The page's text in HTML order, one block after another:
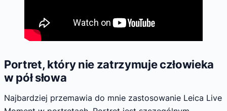
Portret, który nie zatrzymuje człowieka
w pół słowa
Najbardziej przemawia do mnie zastosowanie Leica Live